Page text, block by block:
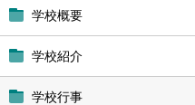
学校概要
学校紹介
学校行事